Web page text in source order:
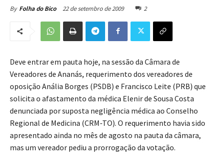
By Folha do Bico 22 de setembro de 2009 2
Deve entrar em pauta hoje, na sessão da Câmara de
Vereadores de Ananás, requerimento dos vereadores de
oposição Anália Borges (PSDB) e Francisco Leite (PRB) que
solicita o afastamento da médica Elenir de Sousa Costa
denunciada por suposta negligência médica ao Conselho
Regional de Medicina (CRM-TO). O requerimento havia sido
apresentado ainda no mês de agosto na pauta da câmara,
mas um vereador pediu a prorrogação da votação.